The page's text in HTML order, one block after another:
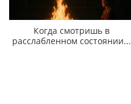
Когда смотришь в
расслабленном состоянии...